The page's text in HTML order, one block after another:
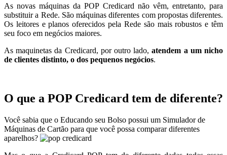
As novas máquinas da POP Credicard não vêm, entretanto, para
substituir a Rede. São máquinas diferentes com propostas diferentes.
Os leitores e planos oferecidos pela Rede são mais robustos e têm
seu foco em negócios maiores.
As maquinetas da Credicard, por outro lado,atendem a um nicho
de clientes distinto, o dos pequenos negócios.
O que a POP Credicard tem de diferente?
Você sabia que o Educando seu Bolso possui um Simulador de
Máquinas de Cartão para que você possa comparar diferentes
aparelhos?